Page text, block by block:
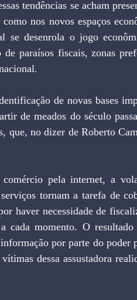
nos novos espaços
se desenrola o jogo
paraísos fiscais, zonas
de meados do século
que, no dizer de Roberto
tornam a tarefa de
haver necessidade de
cada momento. O
por parte do poder
dessa assustadora